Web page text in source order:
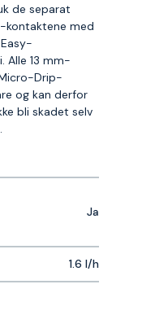
de separat
kontaktene med
Alle 13 mm-
Drip-
og kan derfor
bli skadet selv
Ja
1.6 l/h